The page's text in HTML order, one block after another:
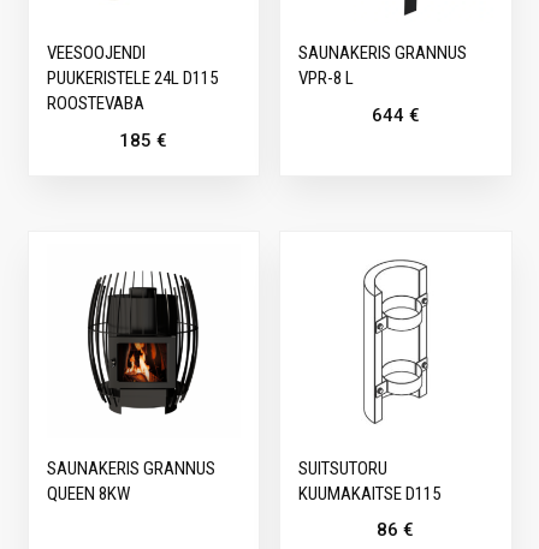
VEESOOJENDI
PUUKERISTELE 24L D115
ROOSTEVABA
185€
SAUNAKERIS GRANNUS
VPR-8 L
644 €
SAUNAKERIS GRANNUS
QUEEN 8KW
SUITSUTORU
KUUMAKAITSE D115
86€